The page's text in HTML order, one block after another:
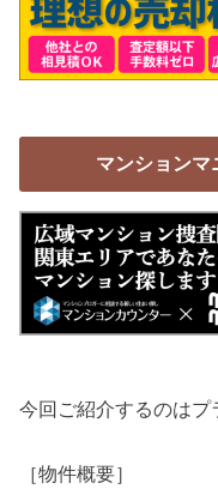
マンションマ
今回ご紹介するのはプ
［物件概要］